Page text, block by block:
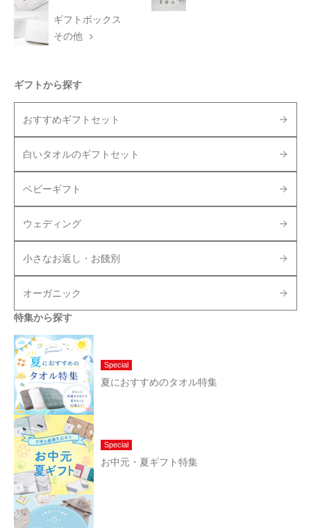
ギフトボックス
その他
ギフトから探す
おすすめギフトセット
白いタオルのギフトセット
ベビーギフト
ウェディング
小さなお返し・お餞別
オーガニック
特集から探す
Special
夏におすすめのタオル特集
Special
お中元・夏ギフト特集